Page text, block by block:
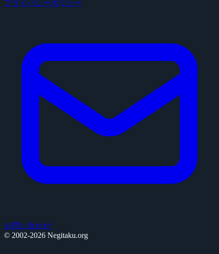
プライバシーポリシー
お問い合わせ
© 2002-2026 Negitaku.org